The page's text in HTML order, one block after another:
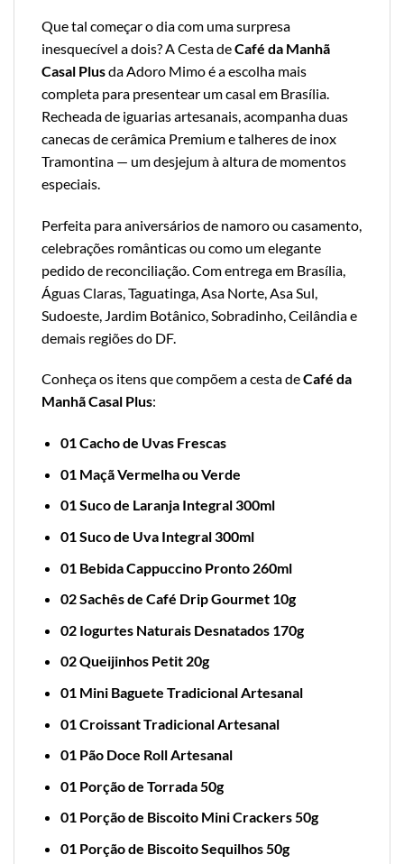
Que tal começar o dia com uma surpresa
inesquecível a dois? A Cesta deCafé da Manhã
Casal Plusda Adoro Mimo é a escolha mais
completa para presentear um casal em Brasília.
Recheada de iguarias artesanais, acompanha duas
canecas de cerâmica Premium e talheres de inox
Tramontina — um desjejum à altura de momentos
especiais.
Perfeita para aniversários de namoro ou casamento,
celebrações românticas ou como um elegante
pedido de reconciliação. Com entrega em Brasília,
Águas Claras, Taguatinga, Asa Norte, Asa Sul,
Sudoeste, Jardim Botânico, Sobradinho, Ceilândia e
demais regiões do DF.
Conheça os itens que compõem a cesta deCafé da
Manhã Casal Plus:
01 Cacho de Uvas Frescas
01 Maçã Vermelha ou Verde
01 Suco de Laranja Integral 300ml
01 Suco de Uva Integral 300ml
01 Bebida Cappuccino Pronto 260ml
02 Sachês de Café Drip Gourmet 10g
02 Iogurtes Naturais Desnatados 170g
02 Queijinhos Petit 20g
01 Mini Baguete Tradicional Artesanal
01 Croissant Tradicional Artesanal
01 Pão Doce Roll Artesanal
01 Porção de Torrada 50g
01 Porção de Biscoito Mini Crackers 50g
01 Porção de Biscoito Sequilhos 50g